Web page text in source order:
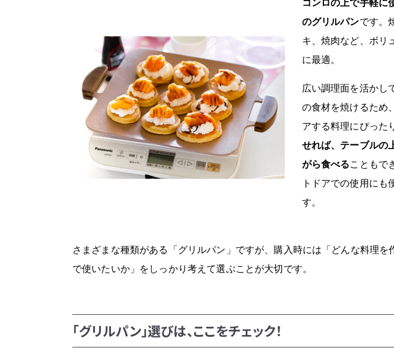
コンロの上で手軽に
のグリルパンです。
キ、焼肉など、ボリ
に最適。
広い調理面を活かし
の食材を焼けるため
アする料理にぴった
せれば、テーブルの
がら食べることもで
トドアでの使用にも
す。
さまざまな種類がある「グリルパン」ですが、購入時には「どんな料理を
で使いたいか」をしっかり考えて選ぶことが大切です。
「グリルパン」選びは、ここをチェック！